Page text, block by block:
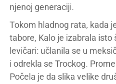
njenoj generaciji.
Tokom hladnog rata, kada
tabore, Kalo je izabrala isto
levičari: učlanila se u
i odrekla se Trockog.
Počela je da slika velike